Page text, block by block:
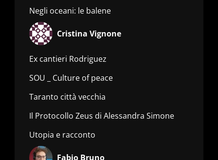
Negli oceani: le balene
Cristina Vignone
Ex cantieri Rodriguez
SOU _ Culture of peace
Taranto città vecchia
Il Protocollo Zeus di Alessandra Simone
Utopia e racconto
Fabio Bruno